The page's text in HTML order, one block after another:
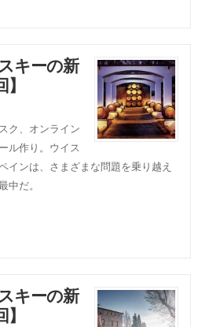
キーの新
ク、オンライン
ル作り。ウイス
インは、さまざまな問題を乗り越え
中だ。
キーの新